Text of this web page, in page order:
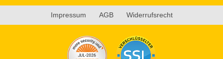
Impressum AGB Widerrufsrecht